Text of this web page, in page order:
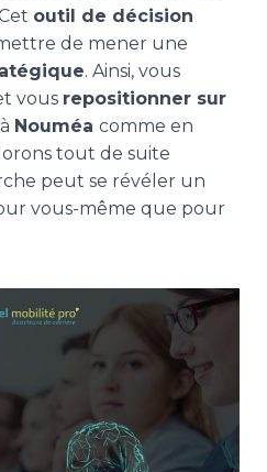
outil de décision
de mener une
. Ainsi, vous
vous repositionner sur
Nouméa comme en
tout de suite
peut se révéler un
vous-même que pour